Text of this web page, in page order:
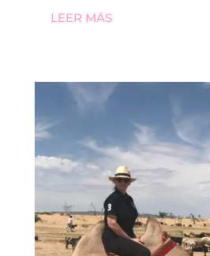
LEER MÁS